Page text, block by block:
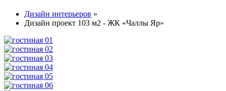
Дизайн интерьеров »
Дизайн проект 103 м2 - ЖК «Чаллы Яр»